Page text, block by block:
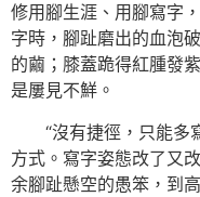
修用腳生涯、用腳寫字
字時，腳趾磨出的血泡
的繭；膝蓋跪得紅腫發
是屢見不鮮。
“沒有捷徑，只能多
方式。寫字姿態改了又
余腳趾懸空的愚笨，到